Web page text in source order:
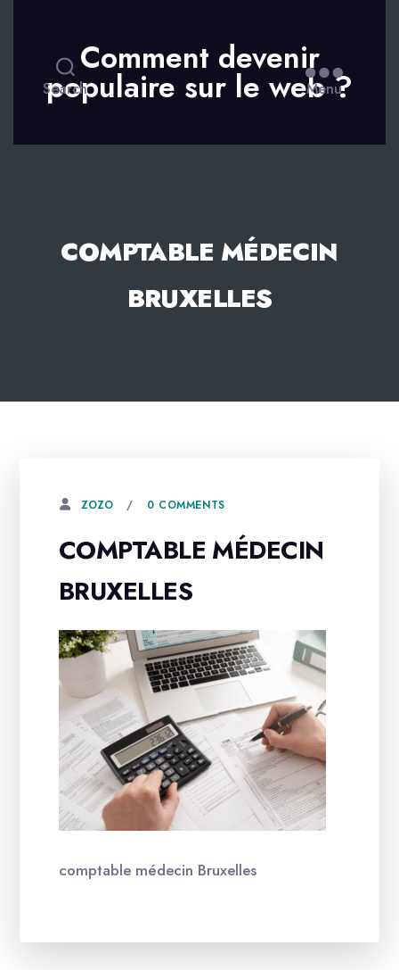
Search
Comment devenir
populaire sur le web ?
Menu
COMPTABLE MÉDECIN
BRUXELLES
ZOZO 0 COMMENTS
COMPTABLE MÉDECIN
BRUXELLES
comptable médecin Bruxelles